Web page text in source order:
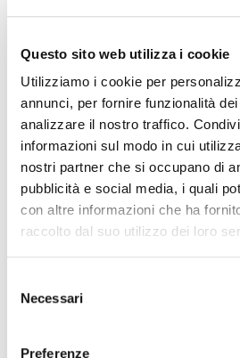
Questo sito web utilizza i cookie
Utilizziamo i cookie per
annunci, per fornire funzionalità
analizzare il nostro traffico.
informazioni sul modo in cui
nostri partner che si occupano di
pubblicità e social media, i quali
con altre informazioni che ha
raccolto dal suo utilizzo dei loro
delNecessari
Preferenze